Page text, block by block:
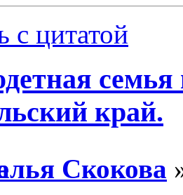
с цитатой
край.
Скокова